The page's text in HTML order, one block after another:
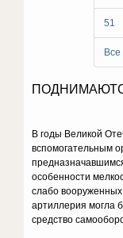
51
В годы Великой
вспомогательным
особенности
слабо
артиллерия могла
средство